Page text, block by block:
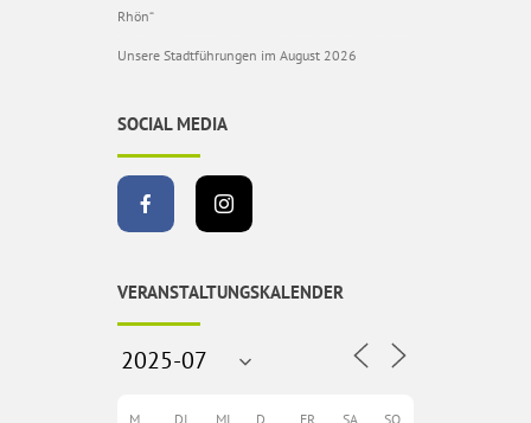
Rhön“
Unsere Stadtführungen im August 2026
SOCIAL MEDIA
VERANSTALTUNGSKALENDER
DI MI FR SA SO